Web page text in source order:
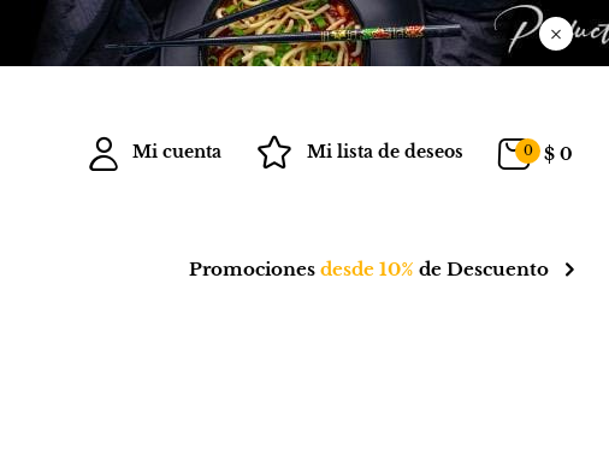
Mi cuenta Mi lista de deseos 0 $ 0
Promociones desde 10% de Descuento